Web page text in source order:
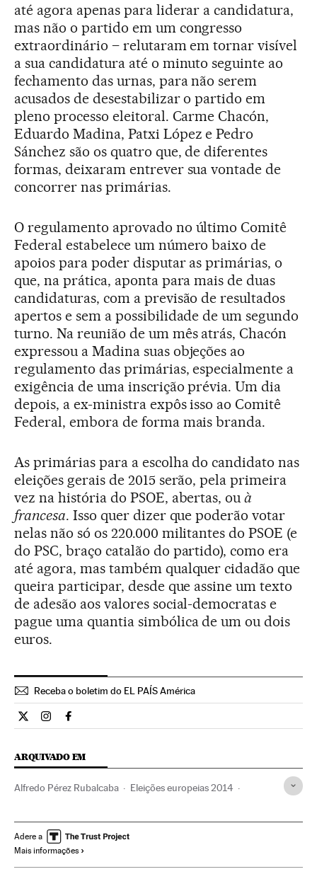
até agora apenas para liderar a candidatura,
mas não o partido em um congresso
extraordinário – relutaram em tornar visível
a sua candidatura até o minuto seguinte ao
fechamento das urnas, para não serem
acusados de desestabilizar o partido em
pleno processo eleitoral. Carme Chacón,
Eduardo Madina, Patxi López e Pedro
Sánchez são os quatro que, de diferentes
formas, deixaram entrever sua vontade de
concorrer nas primárias.
O regulamento aprovado no último Comitê
Federal estabelece um número baixo de
apoios para poder disputar as primárias, o
que, na prática, aponta para mais de duas
candidaturas, com a previsão de resultados
apertos e sem a possibilidade de um segundo
turno. Na reunião de um mês atrás, Chacón
expressou a Madina suas objeções ao
regulamento das primárias, especialmente a
exigência de uma inscrição prévia. Um dia
depois, a ex-ministra expôs isso ao Comitê
Federal, embora de forma mais branda.
As primárias para a escolha do candidato nas
eleições gerais de 2015 serão, pela primeira
vez na história do PSOE, abertas, ouà
francesa. Isso quer dizer que poderão votar
nelas não só os 220.000 militantes do PSOE (e
do PSC, braço catalão do partido), como era
até agora, mas também qualquer cidadão que
queira participar, desde que assine um texto
de adesão aos valores social-democratas e
pague uma quantia simbólica de um ou dois
euros.
Receba o boletim do EL PAÍS América
Internacional El País Brasil en Twitter
Internacional El País Brasil en Instagram
Internacional El País Brasil en Facebook
ARQUIVADO EM
Alfredo Pérez Rubalcaba Eleições europeias 2014
Socialismo PSOE Partidos políticos
União Europeia
Adere a
Mais informações